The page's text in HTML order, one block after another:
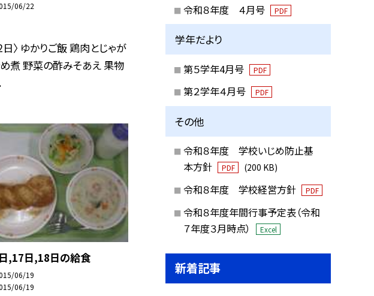
06/22
日〉 ゆかりご飯 鶏肉とじゃが
煮 野菜の酢みそあえ 果物
,17日,18日の給食
06/19
06/19
令和８年度 ４月号 PDF
学年だより
第５学年4月号 PDF
第２学年４月号 PDF
その他
令和８年度 学校いじめ防止基
本方針
PDF (200 KB)
令和８年度 学校経営方針 PDF
令和８年度年間行事予定表（令和
７年度３月時点）
Excel
新着記事